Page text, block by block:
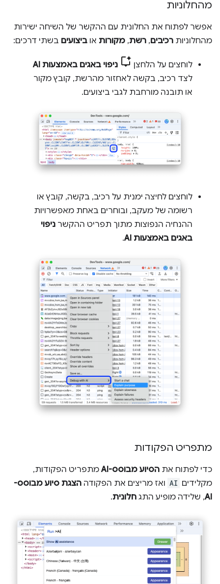
מהחלוניות
אפשר לפתוח את החלונית עם ההקשר של השיחה ישירות
מהחלוניות רכיבים, רשת, מקורות או ביצועים בשתי דרכים:
לוחצים על הלחצן
ניפוי באגים באמצעות AI
לצד רכיב, בקשה לאחזור מהרשת, קובץ מקור
או תובנה מורחבת לגבי ביצועים.
לוחצים לחיצה ימנית על רכיב, בקשה, קובץ או
רשומה של מעקב, ובוחרים באחת מאפשרויות
ההנחיה הנפוצות מתוך תפריט ההקשר ניפוי
באגים באמצעות AI
.
מתפריט הפקודות
כדי לפתוח את הסיוע מבוסס-AI
מתפריט הפקודות,
מקלידים AI ואז מריצים את הפקודה הצגת סיוע מבוסס-
AI, שלידה מופיע התג חלונית.